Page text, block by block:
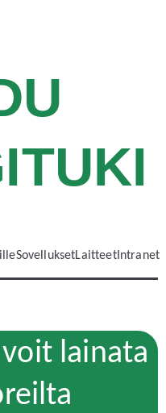
SovelluksetLaitteetIntranet
lainata